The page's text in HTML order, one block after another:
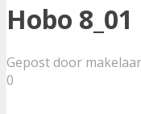
Hobo 8_01
Gepost door
0